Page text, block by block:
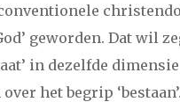
geworden. Dat wil
in dezelfde
het begrip